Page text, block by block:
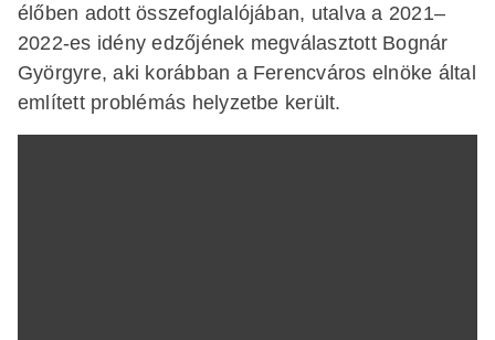
élőben adott összefoglalójában, utalva a 2021–
2022-es idény edzőjének megválasztott Bognár
Györgyre, aki korábban a Ferencváros elnöke által
említett problémás helyzetbe került.